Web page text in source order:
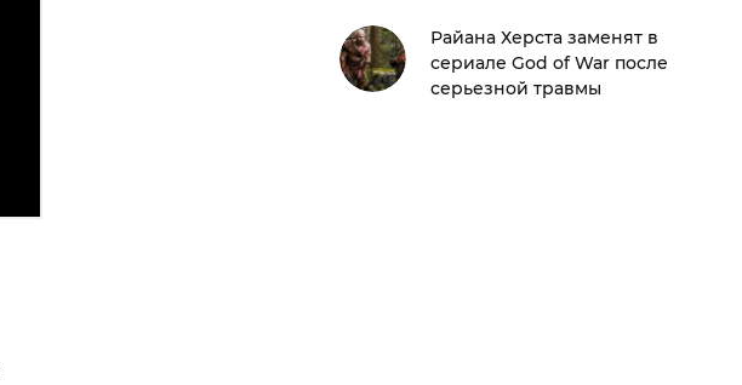
Райана Херста заменят в
сериале God of War после
серьезной травмы